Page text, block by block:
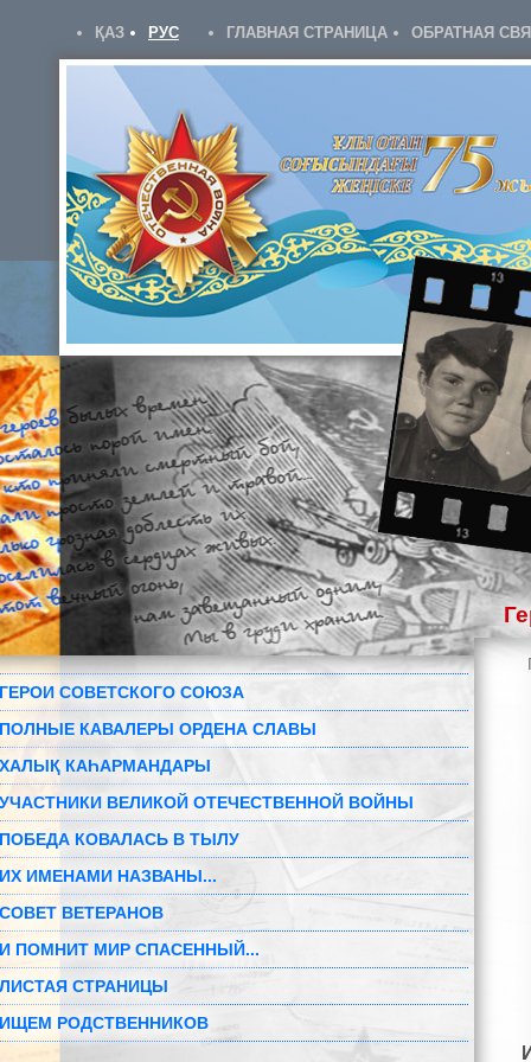
ҚАЗ РУС ГЛАВНАЯ СТРАНИЦА ОБРАТНАЯ
ГЕРОИ СОВЕТСКОГО СОЮЗА
ПОЛНЫЕ КАВАЛЕРЫ ОРДЕНА СЛАВЫ
ХАЛЫҚ КАҺАРМАНДАРЫ
УЧАСТНИКИ ВЕЛИКОЙ ОТЕЧЕСТВЕННОЙ ВОЙНЫ
ПОБЕДА КОВАЛАСЬ В ТЫЛУ
ИХ ИМЕНАМИ НАЗВАНЫ...
СОВЕТ ВЕТЕРАНОВ
И ПОМНИТ МИР СПАСЕННЫЙ...
ЛИСТАЯ СТРАНИЦЫ
ИЩЕМ РОДСТВЕННИКОВ